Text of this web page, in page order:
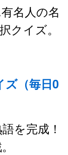
名人の名
クイズ。
ズ（毎日0
を完成！